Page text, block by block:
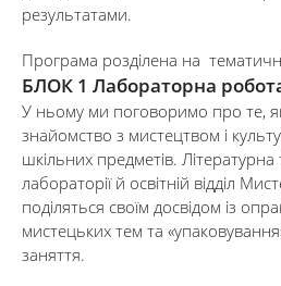
результатами.
Програма розділена на
БЛОК 1 Лабораторна
У ньому ми поговоримо про те,
знайомство з мистецтвом і
шкільних предметів.
лабораторії й освітній відділ
поділяться своїм досвідом із
мистецьких тем та
заняття.